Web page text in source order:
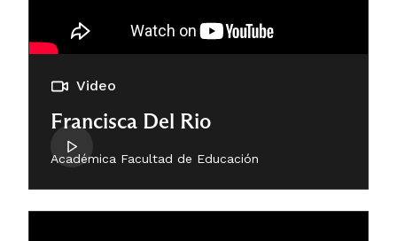
Video
Francisca Del Rio
Académica Facultad de Educación